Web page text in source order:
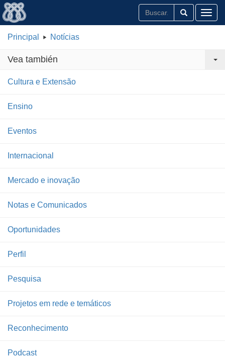
Principal Notícias
Vea también
Cultura e Extensão
Ensino
Eventos
Internacional
Mercado e inovação
Notas e Comunicados
Oportunidades
Perfil
Pesquisa
Projetos em rede e temáticos
Reconhecimento
Podcast